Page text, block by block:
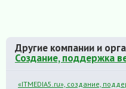
Другие компании и
Создание, поддержка
«ITMEDIA5.ru», создание,